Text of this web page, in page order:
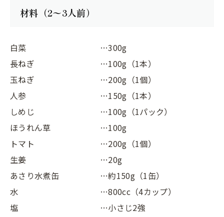
材料（2〜3人前）
白菜
…300g
長ねぎ
…100g（1本）
玉ねぎ
…200g（1個）
人参
…150g（1本）
しめじ
…100g（1パック）
ほうれん草
…100g
トマト
…200g（1個）
生姜
…20g
あさり水煮缶
…約150g（1缶）
水
…800cc（4カップ）
塩
…小さじ2強